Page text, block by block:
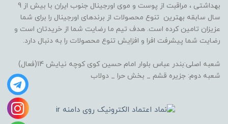
بهداشتی ، مراقبت از پوست و موی اورجینال جنوب ایران با بیش از 9
سال سابقه بهترین تنوع محصولات از برندهای اورجینال را برای شما
عزیزان تامین کرده است. هدف تیم ما رضایت شما از خریدتان است و
رضایت شما پیشرفت افرا و افزایش تنوع محصولات را به دنبال دارد.
شعبه اصلی:بندر عباس بلوار امام حسین کوی کوچه نیایش 14(فعال)
شعبه دوم: جزیره قشم _ بخش حرا _ دولاب